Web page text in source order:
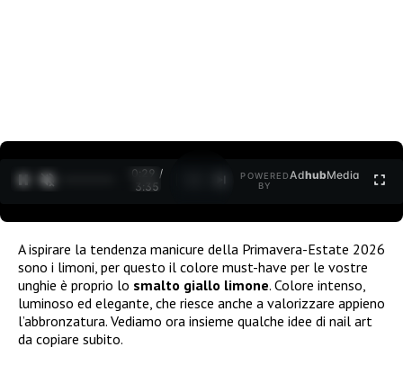
0:30 /
3:35
POWERED
BY
AdhubMedia
A ispirare la tendenza manicure della Primavera-Estate 2026
sono i limoni, per questo il colore must-have per le vostre
unghie è proprio lo smalto giallo limone. Colore intenso,
luminoso ed elegante, che riesce anche a valorizzare appieno
l’abbronzatura. Vediamo ora insieme qualche idee di nail art
da copiare subito.